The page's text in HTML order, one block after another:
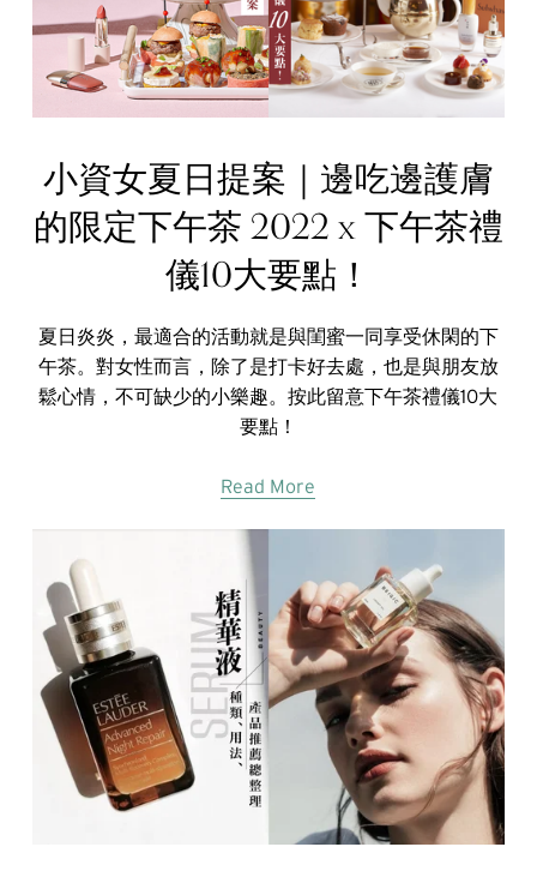
小資女夏日提案｜邊吃邊護膚
的限定下午茶 2022 x 下午茶禮
儀10大要點！
夏日炎炎，最適合的活動就是與閨蜜一同享受休閑的下
午茶。對女性而言，除了是打卡好去處，也是與朋友放
鬆心情，不可缺少的小樂趣。按此留意下午茶禮儀10大
要點！
Read More